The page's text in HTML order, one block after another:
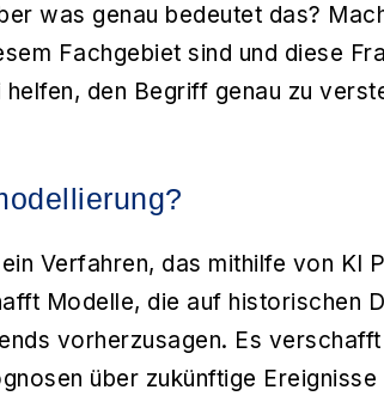
was genau bedeutet das?
Fachgebiet sind und diese
den Begriff genau zu
Verfahren, das mithilfe von KI
Modelle, die auf historischen
vorherzusagen. Es
über zukünftige